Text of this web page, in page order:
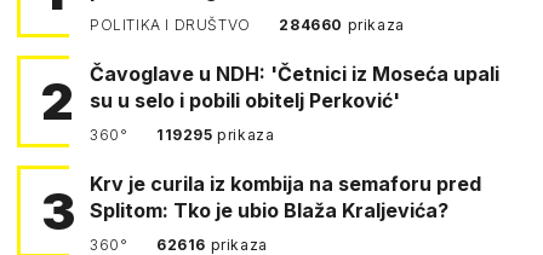
POLITIKA I DRUŠTVO 284660 prikaza
2
Čavoglave u NDH: 'Četnici iz Moseća upali
su u selo i pobili obitelj Perković'
360° 119295prikaza
3
Krv je curila iz kombija na semaforu pred
Splitom: Tko je ubio Blaža Kraljevića?
360° 62616 prikaza